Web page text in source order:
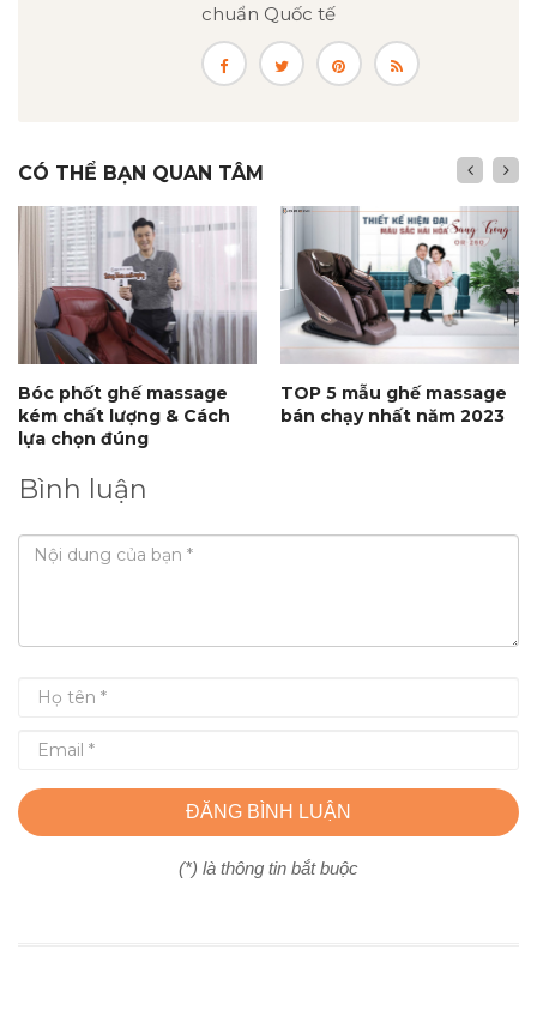
chuẩn Quốc tế
CÓ THỂ BẠN QUAN TÂM
Bóc phốt ghế massage
kém chất lượng & Cách
lựa chọn đúng
TOP 5 mẫu ghế massage
bán chạy nhất năm 2023
Bình luận
ĐĂNG BÌNH LUẬN
(*) là thông tin bắt buộc